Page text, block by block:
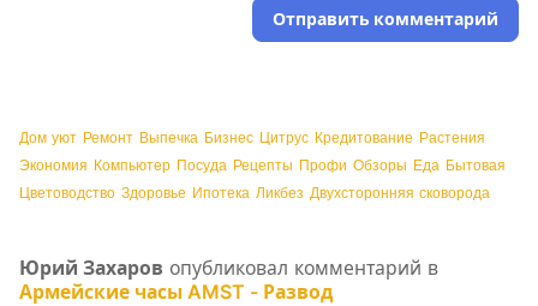
Отправить комментарий
Дом уют Ремонт Выпечка Бизнес Цитрус Кредитование Растения
Экономия Компьютер Посуда Рецепты Профи Обзоры Еда Бытовая
Цветоводство Здоровье Ипотека Ликбез Двухсторонняя сковорода
Юрий Захаров опубликовал комментарий в
Армейские часы AMST - Развод